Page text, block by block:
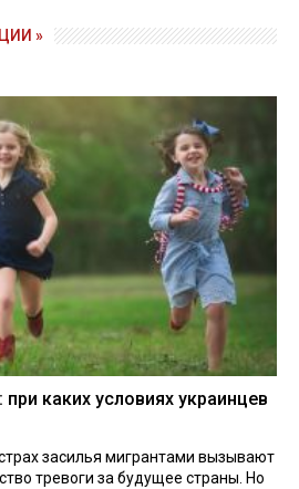
»
каких условиях украинцев
засилья мигрантами вызывают
тревоги за будущее страны. Но